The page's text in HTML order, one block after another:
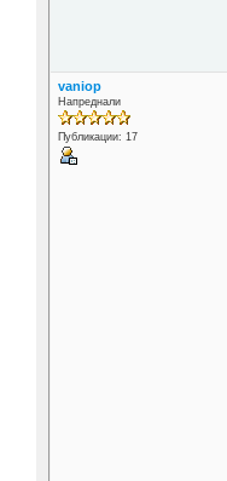
vaniop
Напреднали
Публикации: 17